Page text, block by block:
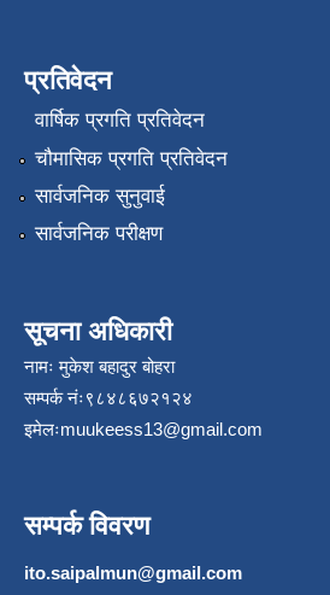
प्रतिवेदन
वार्षिक प्रगति प्रतिवेदन
चौमासिक प्रगति प्रतिवेदन
सार्वजनिक सुनुवाई
सार्वजनिक परीक्षण
सूचना अधिकारी
नामः मुकेश बहादुर बोहरा
सम्पर्क नंः९८४८६७२१२४
इमेलःmuukeess13@gmail.com
सम्पर्क विवरण
ito.saipalmun@gmail.com